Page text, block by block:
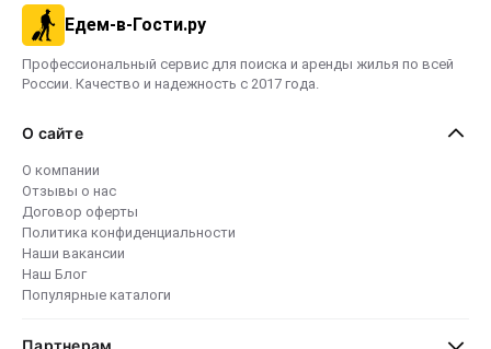
Едем-в-Гости.ру
Профессиональный сервис для поиска и аренды жилья по всей
России. Качество и надежность с 2017 года.
О сайте
О компании
Отзывы о нас
Договор оферты
Политика конфиденциальности
Наши вакансии
Наш Блог
Популярные каталоги
Партнерам